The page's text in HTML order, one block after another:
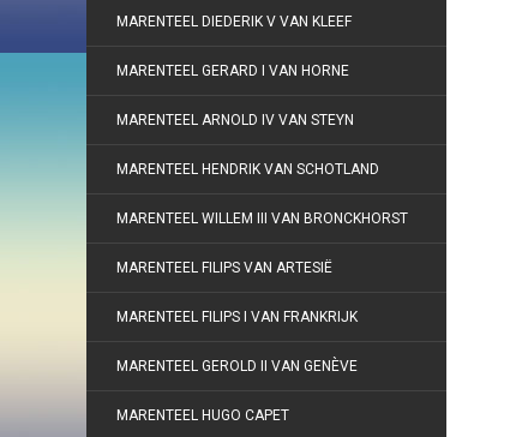
MARENTEEL DIEDERIK V VAN KLEEF
MARENTEEL GERARD I VAN HORNE
MARENTEEL ARNOLD IV VAN STEYN
MARENTEEL HENDRIK VAN SCHOTLAND
MARENTEEL WILLEM III VAN BRONCKHORST
MARENTEEL FILIPS VAN ARTESIË
MARENTEEL FILIPS I VAN FRANKRIJK
MARENTEEL GEROLD II VAN GENÈVE
MARENTEEL HUGO CAPET